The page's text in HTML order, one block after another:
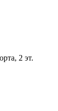
2 эт.